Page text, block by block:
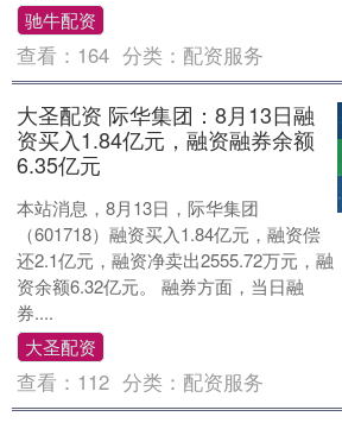
驰牛配资
查看： 164 分类： 配资服务
大圣配资 际华集团：8月13日融
资买入1.84亿元，融资融券余额
6.35亿元
本站消息，8月13日，际华集团
（601718）融资买入1.84亿元，融资偿
还2.1亿元，融资净卖出2555.72万元，融
资余额6.32亿元。 融券方面，当日融
券....
大圣配资
查看： 112 分类： 配资服务